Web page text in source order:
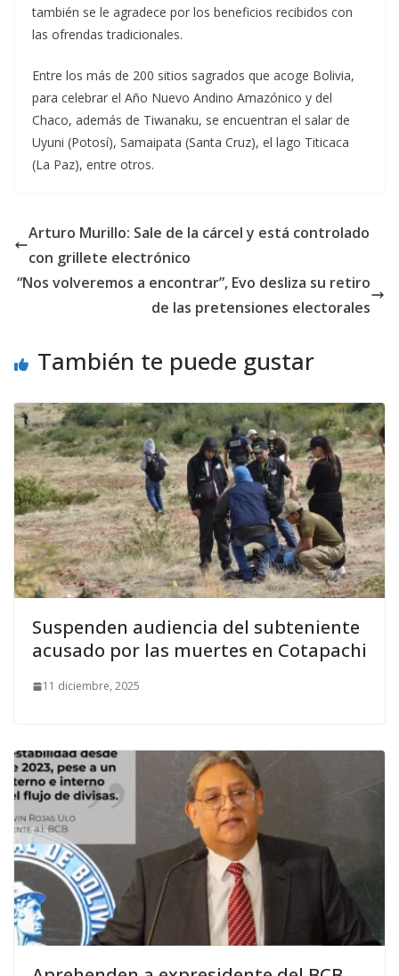
también se le agradece por los beneficios recibidos con
las ofrendas tradicionales.
Entre los más de 200 sitios sagrados que acoge Bolivia,
para celebrar el Año Nuevo Andino Amazónico y del
Chaco, además de Tiwanaku, se encuentran el salar de
Uyuni (Potosí), Samaipata (Santa Cruz), el lago Titicaca
(La Paz), entre otros.
Arturo Murillo: Sale de la cárcel y está controlado
con grillete electrónico
“Nos volveremos a encontrar”, Evo desliza su retiro
de las pretensiones electorales
También te puede gustar
Suspenden audiencia del subteniente
acusado por las muertes en Cotapachi
11 diciembre, 2025